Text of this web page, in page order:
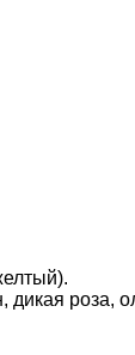
дикая роза,